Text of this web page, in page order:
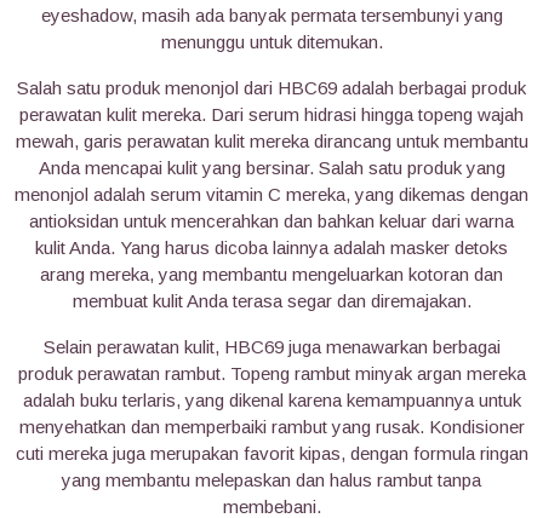
eyeshadow, masih ada banyak permata tersembunyi yang
menunggu untuk ditemukan.
Salah satu produk menonjol dari HBC69 adalah berbagai produk
perawatan kulit mereka. Dari serum hidrasi hingga topeng wajah
mewah, garis perawatan kulit mereka dirancang untuk membantu
Anda mencapai kulit yang bersinar. Salah satu produk yang
menonjol adalah serum vitamin C mereka, yang dikemas dengan
antioksidan untuk mencerahkan dan bahkan keluar dari warna
kulit Anda. Yang harus dicoba lainnya adalah masker detoks
arang mereka, yang membantu mengeluarkan kotoran dan
membuat kulit Anda terasa segar dan diremajakan.
Selain perawatan kulit, HBC69 juga menawarkan berbagai
produk perawatan rambut. Topeng rambut minyak argan mereka
adalah buku terlaris, yang dikenal karena kemampuannya untuk
menyehatkan dan memperbaiki rambut yang rusak. Kondisioner
cuti mereka juga merupakan favorit kipas, dengan formula ringan
yang membantu melepaskan dan halus rambut tanpa
membebani.